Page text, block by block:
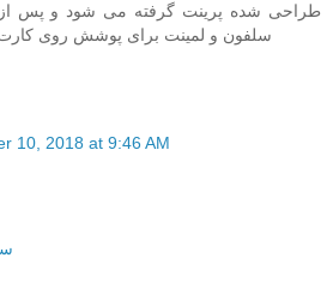
طراحی شده پرینت گرفته می شود و پس
سلفون و لمینت برای پوشش روی کارت
10, 2018 at 9:46 AM